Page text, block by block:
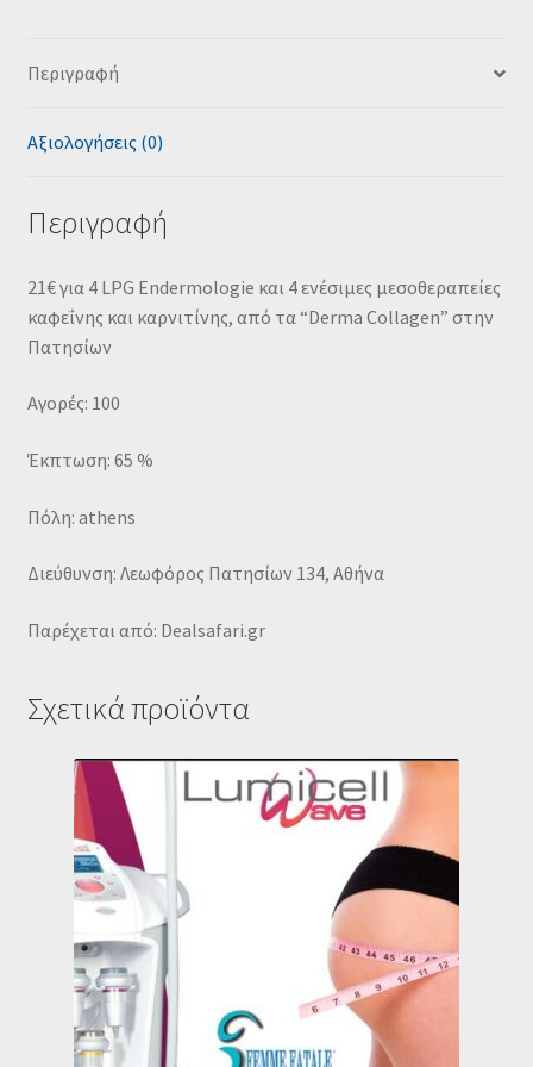
Περιγραφή
Αξιολογήσεις (0)
Περιγραφή
21€ για 4 LPG Endermologie και 4 ενέσιμες μεσοθεραπείες
καφεΐνης και καρνιτίνης, από τα “Derma Collagen” στην
Πατησίων
Αγορές: 100
Έκπτωση: 65 %
Πόλη: athens
Διεύθυνση: Λεωφόρος Πατησίων 134, Αθήνα
Παρέχεται από: Dealsafari.gr
Σχετικά προϊόντα